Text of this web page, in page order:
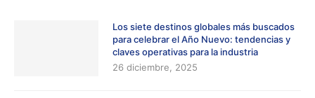
Los siete destinos globales más buscados
para celebrar el Año Nuevo: tendencias y
claves operativas para la industria
26 diciembre, 2025